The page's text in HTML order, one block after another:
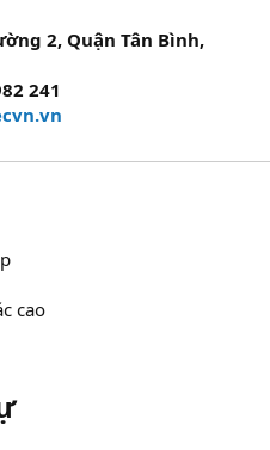
2, Quận Tân Bình,
241
cao